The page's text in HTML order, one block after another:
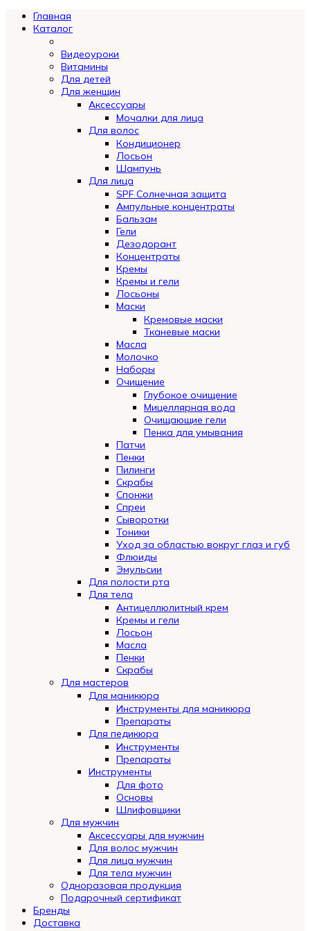
Главная
Каталог
Видеоуроки
Витамины
Для детей
Для женщин
Аксессуары
Мочалки для лица
Для волос
Кондиционер
Лосьон
Шампунь
Для лица
SPF Солнечная защита
Ампульные концентраты
Бальзам
Гели
Дезодорант
Концентраты
Кремы
Кремы и гели
Лосьоны
Маски
Кремовые маски
Тканевые маски
Масла
Молочко
Наборы
Очищение
Глубокое очищение
Мицеллярная вода
Очищающие гели
Пенка для умывания
Патчи
Пенки
Пилинги
Скрабы
Спонжи
Спреи
Сыворотки
Тоники
Уход за областью вокруг глаз и губ
Флюиды
Эмульсии
Для полости рта
Для тела
Антицеллюлитный крем
Кремы и гели
Лосьон
Масла
Пенки
Скрабы
Для мастеров
Для маникюра
Инструменты для маникюра
Препараты
Для педикюра
Инструменты
Препараты
Инструменты
Для фото
Основы
Шлифовщики
Для мужчин
Аксессуары для мужчин
Для волос мужчин
Для лица мужчин
Для тела мужчин
Одноразовая продукция
Подарочный сертификат
Automatically
Hierarchic
Бренды
Доставка